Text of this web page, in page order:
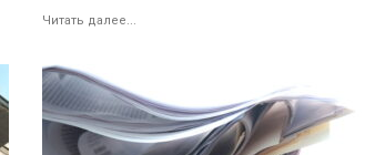
Читать далее...